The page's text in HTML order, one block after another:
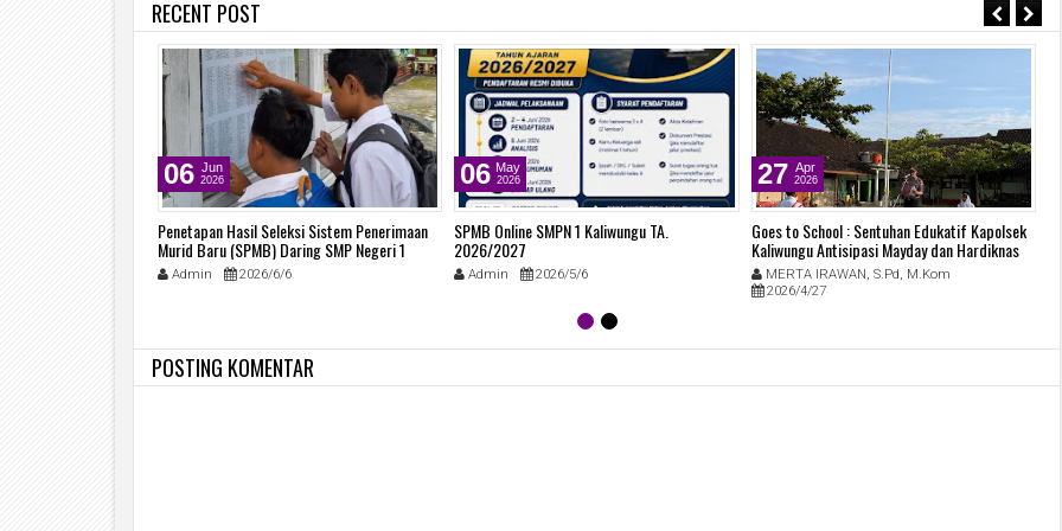
RECENT POST
06 Jun
2026
Penetapan Hasil Seleksi Sistem Penerimaan
Murid Baru (SPMB) Daring SMP Negeri 1
Kaliwungu Tahun Pelajaran 2026/2027
Admin 2026/6/6
06 May
2026
SPMB Online SMPN 1 Kaliwungu TA.
2026/2027
Admin 2026/5/6
27 Apr
2026
Goes to School : Sentuhan Edukatif Kapolsek
Kaliwungu Antisipasi Mayday dan Hardiknas
2026
MERTA IRAWAN, S.Pd, M.Kom
2026/4/27
POSTING KOMENTAR